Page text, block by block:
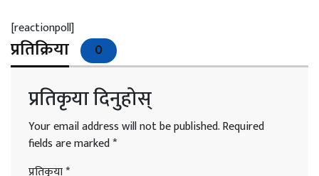
[reactionpoll]
प्रतिक्रिया 0
प्रतिकृया दिनुहोस्
Your email address will not be published.Required
fields are marked*
प्रतिकृया*